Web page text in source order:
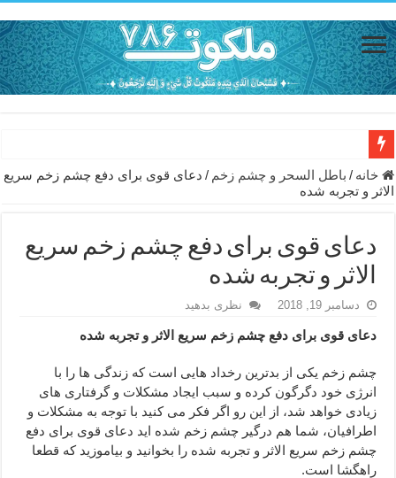
حاجت روایی با ذکر صلوات خاصه امام رضا (ع) – دعای شفای بیمار از
دعای حفظ جان خانواده از بلا در سفر – دعای دفع بلا در قرآن
دعای مجرب برای رفع گرفتاری – ذکر قوی برای جلوگیری از اندوه و
دعا برای عاشق شدن طرف مقابل – عاشق کردن طرف مقابل از راه
دعای حفظ جان عزیزان از بلا در سفر – دعا برای رفع حوادث بد روزانه
دعای قوی برای حاجات دنیا و آخرت – حاجت روایی و رفع مشکلات
ختم سوره تکاثر برای جذب ثروت – خواص و برکات سوره تکاثر
دعا قدرت و توانمندی – دعا برای افزایش انرژی بدن و قدرت بازو
خانه / باطل السحر و چشم زخم / دعای قوی برای دفع چشم زخم سریع
الاثر و تجربه شده
دعای قوی برای دفع چشم زخم سریع
الاثر و تجربه شده
دسامبر 19, 2018 نظری بدهید
دعای قوی برای دفع چشم زخم سریع الاثر و تجربه شده
چشم زخم یکی از بدترین رخداد هایی است که زندگی ها را با
انرژی خود دگرگون کرده و سبب ایجاد مشکلات و گرفتاری های
زیادی خواهد شد، از این رو اگر فکر می کنید با توجه به مشکلات و
اطرافیان، شما هم درگیر چشم زخم شده اید دعای قوی برای دفع
چشم زخم سریع الاثر و تجربه شده را بخوانید و بیاموزید که قطعا
راهگشا است.